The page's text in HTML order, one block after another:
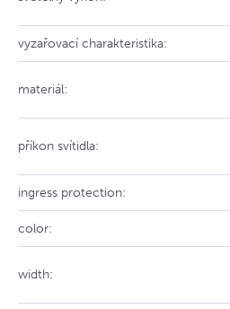
vyzařovací charakteristika:
materiál:
příkon svítidla:
ingress protection:
color:
width: